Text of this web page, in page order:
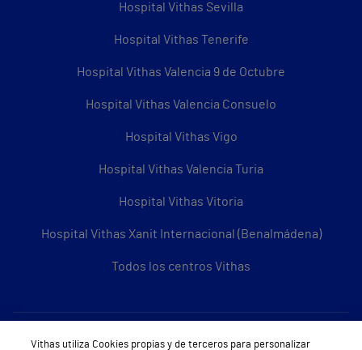
Hospital Vithas Sevilla
Hospital Vithas Tenerife
Hospital Vithas Valencia 9 de Octubre
Hospital Vithas Valencia Consuelo
Hospital Vithas Vigo
Hospital Vithas Valencia Turia
Hospital Vithas Vitoria
Hospital Vithas Xanit Internacional (Benalmádena)
Todos los centros Vithas
Sobre Vithas
Vithas utiliza Cookies propias y de terceros para personalizar